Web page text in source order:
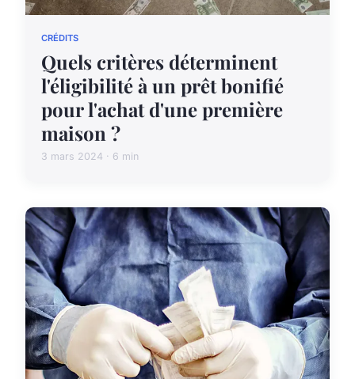
CRÉDITS
Quels critères déterminent
l'éligibilité à un prêt bonifié
pour l'achat d'une première
maison ?
3 mars 2024 · 6 min